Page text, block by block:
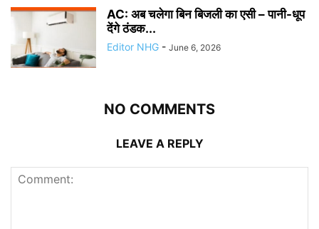
AC: अब चलेगा बिन बिजली का एसी – पानी-धूप
देंगे ठंडक...
Editor NHG - June 6, 2026
NO COMMENTS
LEAVE A REPLY